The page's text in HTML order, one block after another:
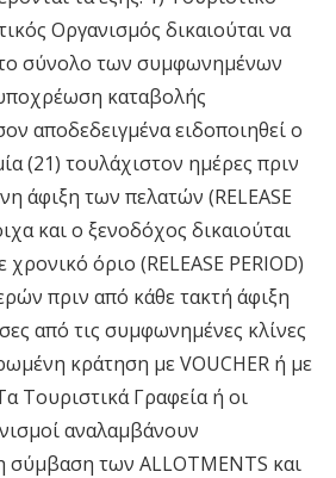
Οργανισµός δικαιούται να
σύνολο των συµφωνηµένων
καταβολής
αποδεδειγµένα ειδοποιηθεί ο
(21) τουλάχιστον ηµέρες πριν
άφιξη των πελατών (RELEASE
και ο ξενοδόχος δικαιούται
όριο (RELEASE PERIOD)
πριν από κάθε τακτή άφιξη
από τις συµφωνηµένες κλίνες
κράτηση µε VOUCHER ή µε
Τουριστικά Γραφεία ή οι
αναλαµβάνουν
σύµβαση των ALLOTMENTS και